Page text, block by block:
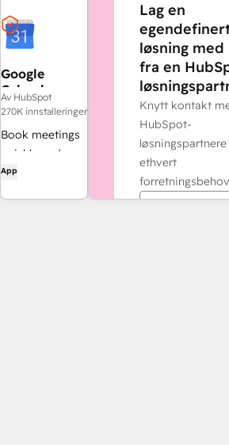
Google
Calendar
Av HubSpot
270K innstalleringer
Book meetings
quickly and
easily with
App
Lag en
løsning
fra en
Knytt kontakt
HubSpot-
ethvert